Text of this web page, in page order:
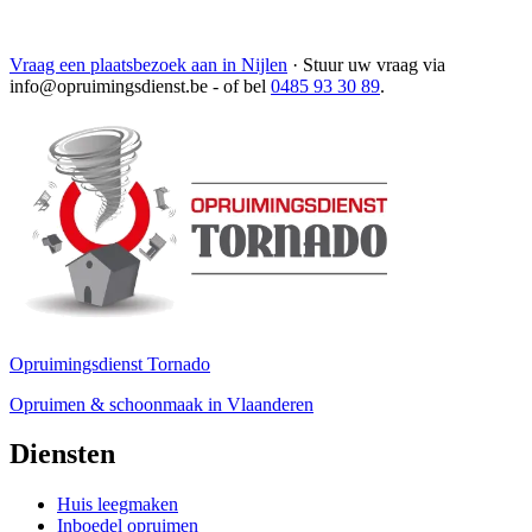
Vraag een plaatsbezoek aan in Nijlen · Stuur uw vraag via
info@opruimingsdienst.be - of bel 0485 93 30 89.
Opruimingsdienst Tornado
Opruimen & schoonmaak in Vlaanderen
Diensten
Huis leegmaken
Inboedel opruimen